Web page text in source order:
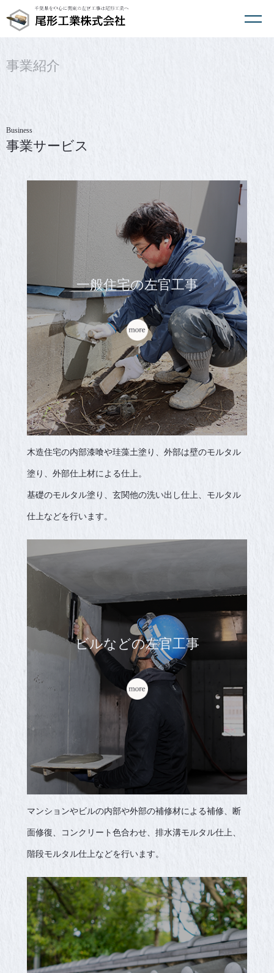
事業紹介
Business
事業サービス
一般住宅の左官工事
木造住宅の内部漆喰や珪藻土塗り、外部は壁のモルタル
塗り、外部仕上材による仕上。
基礎のモルタル塗り、玄関他の洗い出し仕上、モルタル
仕上などを行います。
ビルなどの左官工事
マンションやビルの内部や外部の補修材による補修、断
面修復、コンクリート色合わせ、排水溝モルタル仕上、
階段モルタル仕上などを行います。